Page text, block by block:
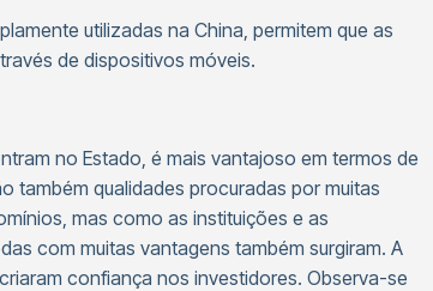
utilizadas na China, permitem que as
de dispositivos móveis.
no Estado, é mais vantajoso em termos de
também qualidades procuradas por muitas
mas como as instituições e as
com muitas vantagens também surgiram. A
confiança nos investidores. Observa-se